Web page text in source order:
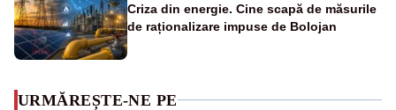
Criza din energie. Cine scapă de măsurile
de raționalizare impuse de Bolojan
URMĂREȘTE-NE PE